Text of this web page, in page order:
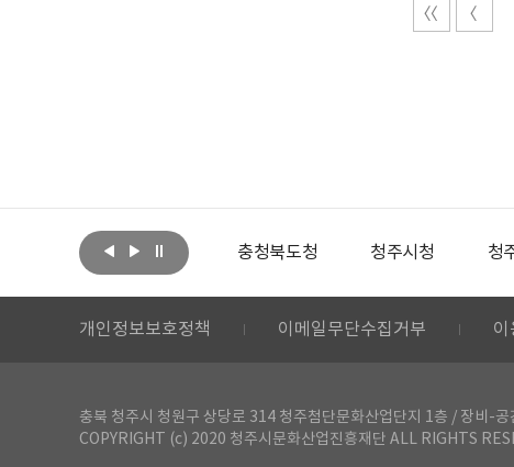
문화체육관광부 충청북도청 청주시청 청
개인정보보호정책 이메일무단수집거부 이
충북 청주시 청원구 상당로 314 청주첨단문화산업단지 1층 / 장
COPYRIGHT (c) 2020 청주시문화산업진흥재단 ALL RIGHTS